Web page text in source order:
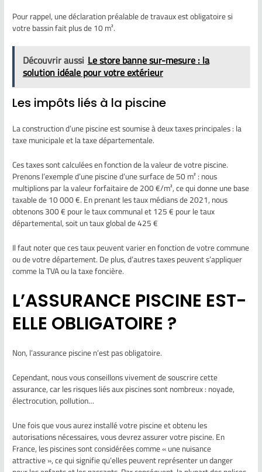
Pour rappel, une déclaration préalable de travaux est obligatoire si
votre bassin fait plus de 10 m².
Découvrir aussi Le store banne sur-mesure : la
solution idéale pour votre extérieur
Les impôts liés à la piscine
La construction d’une piscine est soumise à deux taxes principales : la
taxe municipale et la taxe départementale.
Ces taxes sont calculées en fonction de la valeur de votre piscine.
Prenons l’exemple d’une piscine d’une surface de 50 m² : nous
multiplions par la valeur forfaitaire de 200 €/m², ce qui donne une base
taxable de 10 000 €. En prenant les taux médians de 2021, nous
obtenons 300 € pour le taux communal et 125 € pour le taux
départemental, soit un taux global de 425 €
Il faut noter que ces taux peuvent varier en fonction de votre commune
ou de votre département. De plus, d’autres taxes peuvent s’appliquer
comme la TVA ou la taxe foncière.
L’ASSURANCE PISCINE EST-
ELLE OBLIGATOIRE ?
Non, l’assurance piscine n’est pas obligatoire.
Cependant, nous vous conseillons vivement de souscrire cette
assurance, car les risques liés aux piscines sont nombreux : noyade,
électrocution, pollution…
Une fois que vous aurez installé votre piscine et obtenu les
autorisations nécessaires, vous devrez assurer votre piscine. En
France, les piscines sont considérées comme « une nuisance
attractive », ce qui signifie qu’elles peuvent représenter un danger